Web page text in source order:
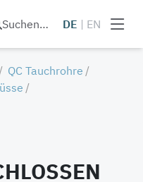
Suchen… DE | EN
QC Tauchrohre